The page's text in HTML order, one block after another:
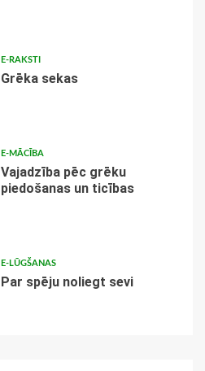
E-RAKSTI
Grēka sekas
E-MĀCĪBA
Vajadzība pēc grēku
piedošanas un ticības
E-LŪGŠANAS
Par spēju noliegt sevi